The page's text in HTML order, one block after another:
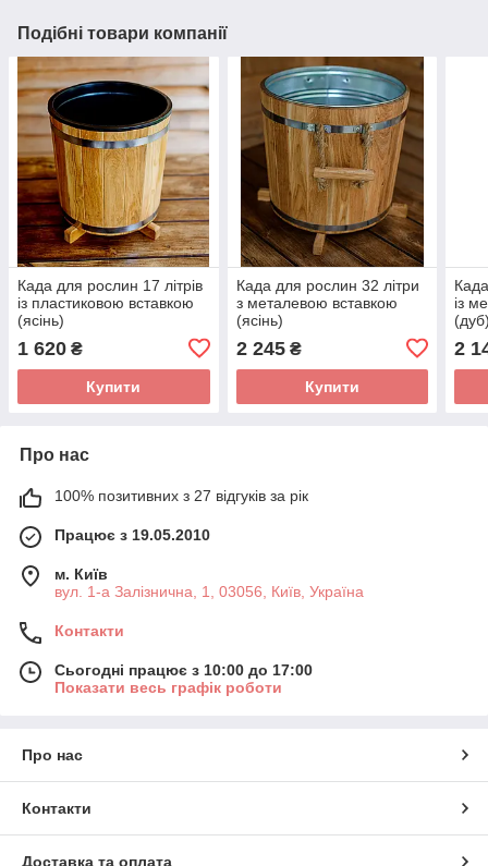
Подібні товари компанії
Када для рослин 17 літрів
із пластиковою вставкою
(ясінь)
1 620 ₴
Купити
Када для рослин 32 літри
з металевою вставкою
(ясінь)
2 245₴
Купити
із
2
Про нас
100% позитивних з 27 відгуків за рік
Працює з 19.05.2010
м. Київ
вул. 1-а Залізнична, 1, 03056, Київ, Україна
Контакти
Сьогодні працює з 10:00 до 17:00
Показати весь графік роботи
Про нас
Контакти
Доставка та оплата